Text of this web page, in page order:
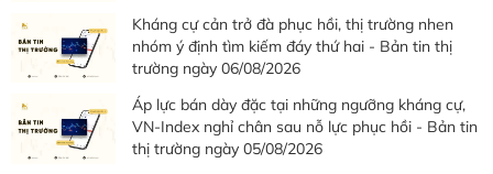
Kháng cự cản trở đà phục hồi, thị trường nhen
nhóm ý định tìm kiếm đáy thứ hai - Bản tin thị
trường ngày 06/08/2026
Áp lực bán dày đặc tại những ngưỡng kháng cự,
VN-Index nghỉ chân sau nỗ lực phục hồi - Bản tin
thị trường ngày 05/08/2026